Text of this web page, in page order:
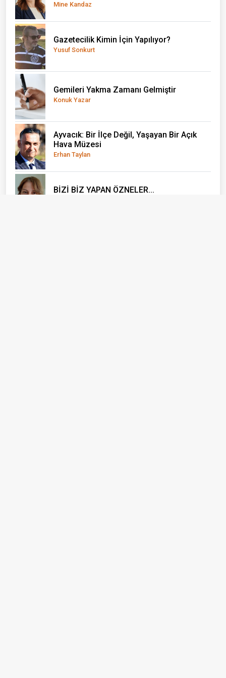
Mine Kandaz
Gazetecilik Kimin İçin Yapılıyor?
Yusuf Sonkurt
Gemileri Yakma Zamanı Gelmiştir
Konuk Yazar
Ayvacık: Bir İlçe Değil, Yaşayan Bir Açık
Hava Müzesi
Erhan Taylan
BİZİ BİZ YAPAN ÖZNELER...